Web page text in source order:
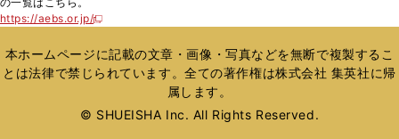
開
く
https://aebs.or.jp/
新
い
ウ
ィ
ウ
本ホームページに記載の文章・画像・写真などを無断で複製するこ
とは法律で禁じられています。全ての著作権は株式会社 集英社に帰
属します。
© SHUEISHA Inc. All Rights Reserved.